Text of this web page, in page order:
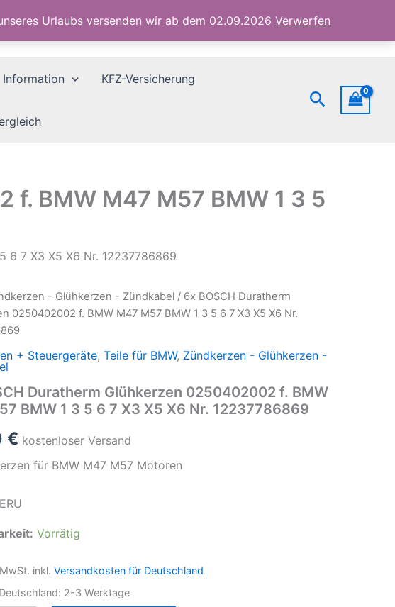
Urlaubs versenden wir ab dem 02.09.2026 Verwerfen
Information KFZ-Versicherung
Suchen
BMW M47 M57 BMW 1 3 5
6 7 X3 X5 X6 Nr. 12237786869
- Glühkerzen - Zündkabel / 6x BOSCH Duratherm
0250402002 f. BMW M47 M57 BMW 1 3 5 6 7 X3 X5 X6 Nr.
+ Steuergeräte, Teile für BMW, Zündkerzen - Glühkerzen -
Duratherm Glühkerzen 0250402002 f. BMW
BMW 1 3 5 6 7 X3 X5 X6 Nr. 12237786869
€ kostenloser Versand
für BMW M47 M57 Motoren
Vorrätig
inkl. Versandkosten für Deutschland
2-3 Werktage
BMW
M47
M57
BMW
3
X3
12237786869